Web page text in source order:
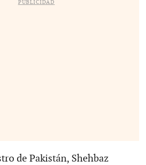
PUBLICIDAD
de Pakistán, Shehbaz